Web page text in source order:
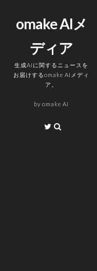
omake AIメ
ディア
生成AIに関するニュースを
お届けするomake AIメディ
ア。
by omake AI
Twitter